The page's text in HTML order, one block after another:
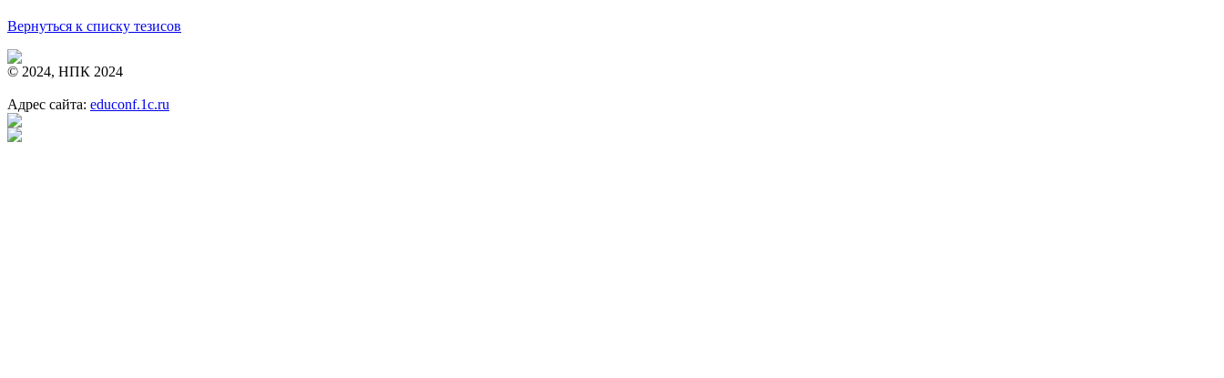
Вернуться к списку тезисов
© 2024, НПК 2024
Адрес сайта: educonf.1c.ru